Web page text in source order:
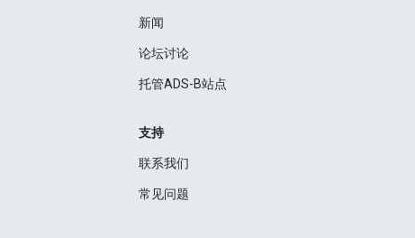
新闻
论坛讨论
托管ADS-B站点
支持
联系我们
常见问题